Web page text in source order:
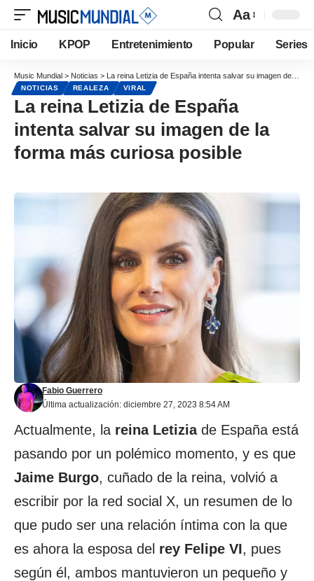
Aa
Inicio KPOP Entretenimiento Popular Series
Music Mundial > Noticias > La reina Letizia de España intenta salvar su imagen de la forma más curiosa posible
NOTICIAS REALEZA VIRAL
La reina Letizia de España
intenta salvar su imagen de la
forma más curiosa posible
Última actualización: diciembre 27, 2023 8:54 AM
Fabio Guerrero
Actualmente, la reina Letiziade España está
pasando por un polémico momento, y es que
Jaime Burgo, cuñado de la reina, volvió a
escribir por la red social X, un resumen de lo
que pudo ser una relación íntima con la que
es ahora la esposa del rey Felipe VI, pues
según él, ambos mantuvieron un pequeño y